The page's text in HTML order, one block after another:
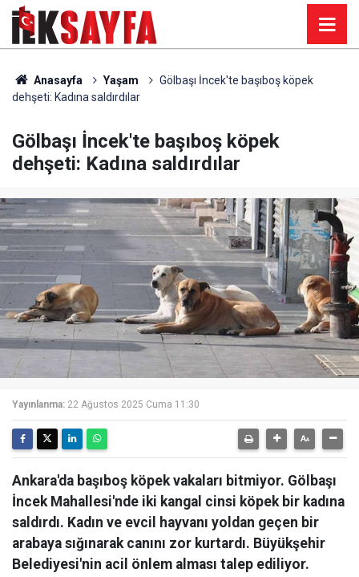
Anasayfa Yaşam
Gölbaşı İncek'te başıboş köpek
dehşeti: Kadına saldırdılar
Gölbaşı İncek'te başıboş köpek
dehşeti: Kadına saldırdılar
Yayınlanma: 22 Ağustos 2025 Cuma 11:30
Ankara'da başıboş köpek vakaları bitmiyor. Gölbaşı
İncek Mahallesi'nde iki kangal cinsi köpek bir kadına
saldırdı. Kadın ve evcil hayvanı yoldan geçen bir
arabaya sığınarak canını zor kurtardı. Büyükşehir
Belediyesi'nin acil önlem alması talep ediliyor.